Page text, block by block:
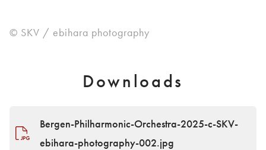
© SKV / ebihara photography
Downloads
Bergen-Philharmonic-Orchestra-2025-c-SKV-
ebihara-photography-002.jpg